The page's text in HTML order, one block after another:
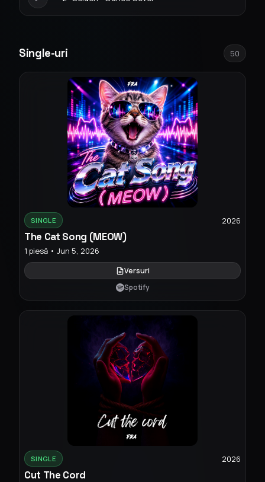
Single-uri 50
SINGLE 2026
The Cat Song (MEOW)
1 piesă • Jun 5, 2026
Versuri
Spotify
SINGLE 2026
Cut The Cord